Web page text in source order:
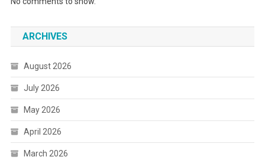
ARCHIVES
August 2026
July 2026
May 2026
April 2026
March 2026